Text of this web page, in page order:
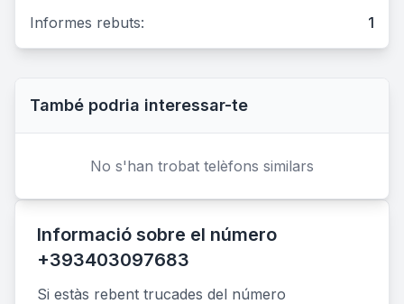
Informes rebuts:
1
També podria interessar-te
No s'han trobat telèfons similars
Informació sobre el número
+393403097683
Si estàs rebent trucades del número